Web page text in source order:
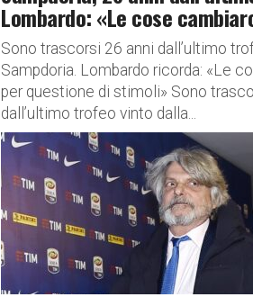
Lombardo: «Le cose
Sono trascorsi 26 anni dall’ultimo
Sampdoria. Lombardo ricorda: «Le
per questione di stimoli» Sono
dall’ultimo trofeo vinto dalla...